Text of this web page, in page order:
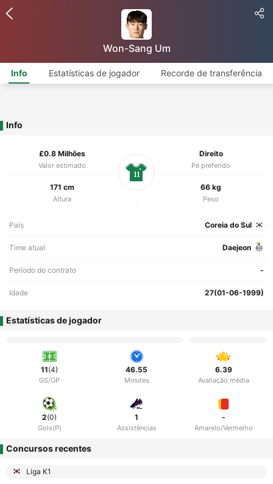
Won-Sang Um
Info Estatísticas de jogador Recorde de transferência
Info
£0.8 Milhões
Valor estimado
Direito
Pé preferido
171 cm
Altura
66 kg
Peso
11
País Coreia do Sul
Time atual Daejeon
Período do contrato -
Idade 27(01-06-1999)
Estatísticas de jogador
11(4)
GS/GP
46.55
Minutes
6.39
Avaliação média
2(0)
Gols(P)
1
Assistências
-
Amarelo/Vermelho
Concursos recentes
Liga K1